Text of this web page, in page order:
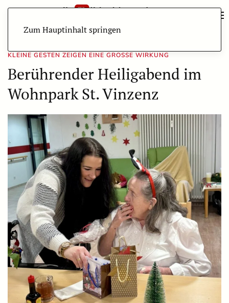
Zum Hauptinhalt springen
KLEINE GESTEN ZEIGEN EINE GROSSE WIRKUNG
Berührender Heiligabend im
Wohnpark St. Vinzenz